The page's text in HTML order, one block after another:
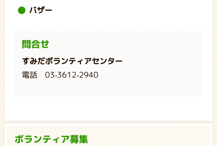
バザー
問合せ
すみだボランティアセンター
電話 03-3612-2940
ボランティア募集